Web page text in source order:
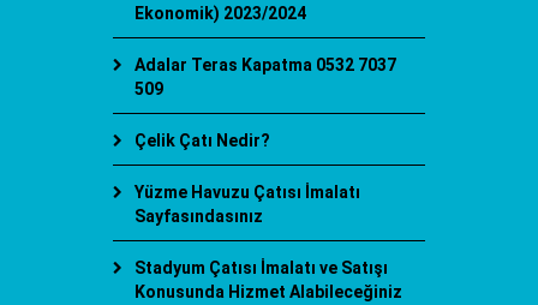
Ekonomik) 2023/2024
Adalar Teras Kapatma 0532 7037
509
Çelik Çatı Nedir?
Yüzme Havuzu Çatısı İmalatı
Sayfasındasınız
Stadyum Çatısı İmalatı ve Satışı
Konusunda Hizmet Alabileceğiniz